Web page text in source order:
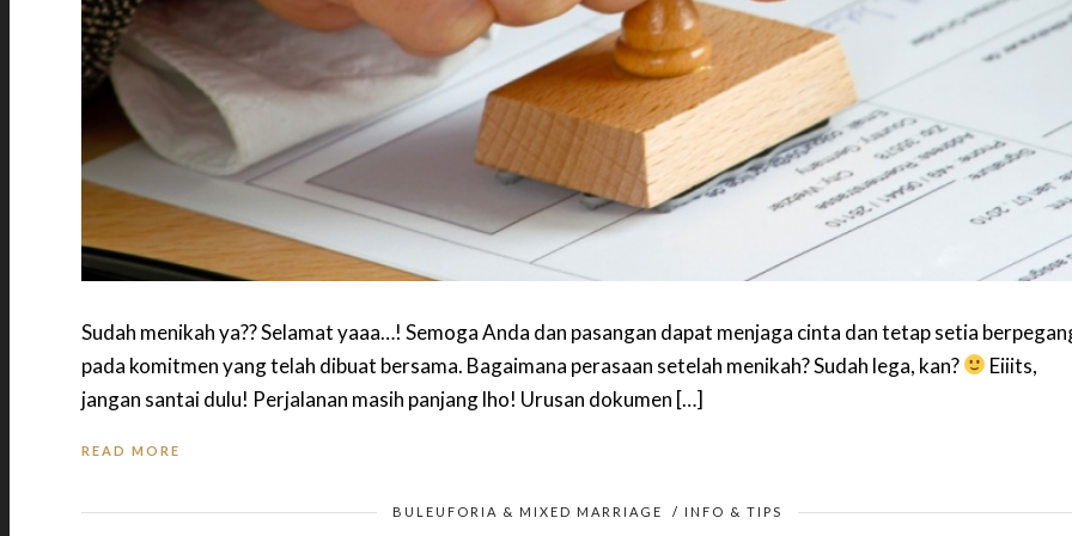
Sudah menikah ya?? Selamat yaaa…! Semoga Anda dan pasangan dapat menjaga cinta dan tetap setia
pada komitmen yang telah dibuat bersama. Bagaimana perasaan setelah menikah? Sudah lega, kan?
Eiiits,
jangan santai dulu! Perjalanan masih panjang lho! Urusan dokumen […]
READ MORE
BULEUFORIA & MIXED MARRIAGE / INFO & TIPS